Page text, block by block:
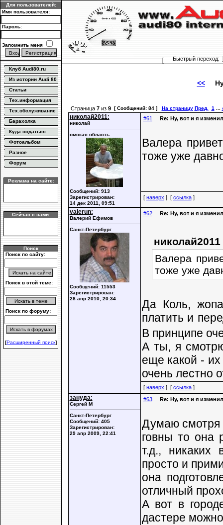
Для пользователей:
Имя пользователя:
Пароль:
Запомнить меня
Клуб Audi80.ru
Из истории Audi 80
Статьи
Тех.информация
Тех.обслуживание
Барахолка
Куда податься
Фотоальбом
Разное
Форум
Реклама на сайте:
Сейчас с нами:
Поиск
Поиск по сайту:
Поиск в этой теме:
Поиск по форуму:
[Расширенный поиск]
Быстрый переход:
<<Ну,
Страница 7из 9 [ Сообщений: 84 ] На страницу Пред. 1...
николай2011:
николай
омская область
Сообщений: 913
Зарегистрирован:
14 дек 2011, 09:51
#61 Re: Ну, вот и я
Валера
тоже уже
[ наверх ] [ ссылка]
valerun:
Валерий Ефимов
Санкт-Петербург
Сообщений: 11553
Зарегистрирован:
28 апр 2010, 20:34
#62 Re: Ну, вот и я
николай2011
Валера
тоже уже
Да Коль,
платить и
В принципе
А ты, я
еще какой -
очень лестно
[ наверх ] [ ссылка]
зануда:
Сергей М
Санкт-Петербург
Сообщений: 405
Зарегистрирован:
29 апр 2009, 22:41
#63 Re: Ну, вот и я
Думаю смотря
говны то она
т.д., никаких
просто и
она
отличный
А вот в
дастере